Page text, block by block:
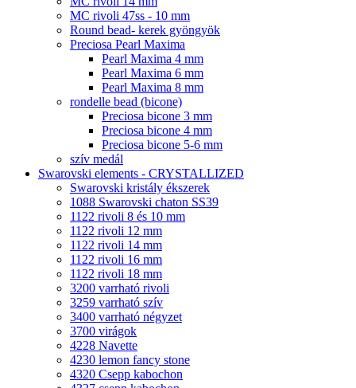
MC rivoli 47ss - 10 mm
Round bead- kerek gyöngyök
Preciosa Pearl Maxima
Pearl Maxima 4 mm
Pearl Maxima 6 mm
Pearl Maxima 8 mm
rondelle bead (bicone)
Preciosa bicone 3 mm
Preciosa bicone 4 mm
Preciosa bicone 5-6 mm
szív medál
Swarovski elements - CRYSTALLIZED
Swarovski kristály ékszerek
1088 Swarovski chaton SS39
1122 rivoli 8 és 10 mm
1122 rivoli 12 mm
1122 rivoli 14 mm
1122 rivoli 16 mm
1122 rivoli 18 mm
3200 varrható rivoli
3259 varrható szív
3400 varrható négyzet
3700 virágok
4228 Navette
4230 lemon fancy stone
4320 Csepp kabochon